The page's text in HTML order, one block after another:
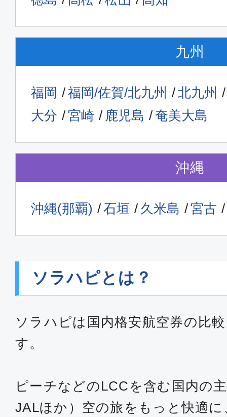
九州
福岡 福岡/佐賀/北九州
北九州
大分
宮崎 鹿児島 奄美大島
沖縄
沖縄(那覇) 石垣 久米島 宮古
ソラハピとは？
ソラハピは国内格安航空券の比
す。
ピーチなどのLCCを含む国内の
JALほか）空の旅をもっと快適